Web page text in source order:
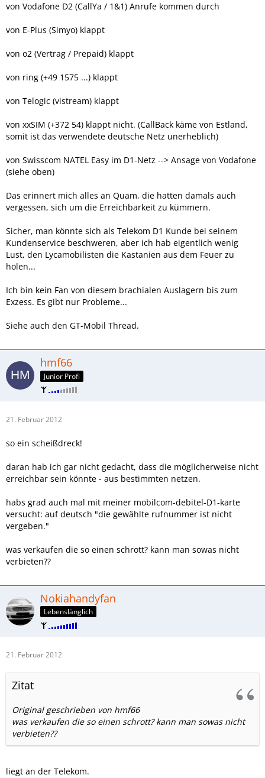
von Vodafone D2 (CallYa / 1&1) Anrufe kommen durch
von E-Plus (Simyo) klappt
von o2 (Vertrag / Prepaid) klappt
von ring (+49 1575 ...) klappt
von Telogic (vistream) klappt
von xxSIM (+372 54) klappt nicht. (CallBack käme von Estland,
somit ist das verwendete deutsche Netz unerheblich)
von Swisscom NATEL Easy im D1-Netz --> Ansage von Vodafone
(siehe oben)
Das erinnert mich alles an Quam, die hatten damals auch
vergessen, sich um die Erreichbarkeit zu kümmern.
Sicher, man könnte sich als Telekom D1 Kunde bei seinem
Kundenservice beschweren, aber ich hab eigentlich wenig
Lust, den Lycamobilisten die Kastanien aus dem Feuer zu
holen...
Ich bin kein Fan von diesem brachialen Auslagern bis zum
Exzess. Es gibt nur Probleme...
Siehe auch den GT-Mobil Thread.
hmf66
Junior Profi
21. Februar 2012
so ein scheißdreck!
daran hab ich gar nicht gedacht, dass die möglicherweise nicht
erreichbar sein könnte - aus bestimmten netzen.
habs grad auch mal mit meiner mobilcom-debitel-D1-karte
versucht: auf deutsch "die gewählte rufnummer ist nicht
vergeben."
was verkaufen die so einen schrott? kann man sowas nicht
verbieten??
Nokiahandyfan
Lebenslänglich
21. Februar 2012
Zitat
Original geschrieben von hmf66
was verkaufen die so einen schrott? kann man sowas nicht
verbieten??
liegt an der Telekom.